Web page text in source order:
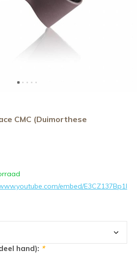
CMC (Duimorthese
embed/E3CZ137Bp1I
hand): *